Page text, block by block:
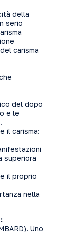
della
serio
carisma
del dopo
e le
il carisma:
superiora
il proprio
nella
Uno